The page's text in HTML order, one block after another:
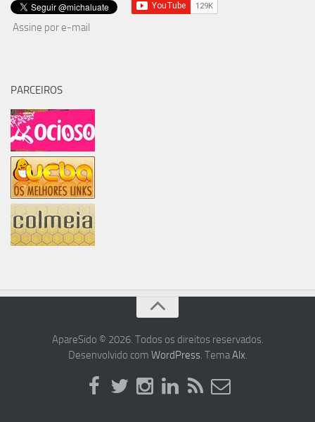
Assine por e-mail
PARCEIROS
ApareSido © 2026. Todos os direitos reservados.
Desenvolvido com WordPress. TemaAlx.